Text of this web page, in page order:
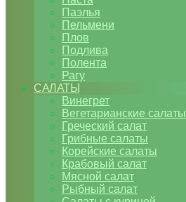
Паэлья
Пельмени
Плов
Подлива
Полента
Рагу
САЛАТЫ
Винегрет
Вегетарианские салаты
Греческий салат
Грибные салаты
Корейские салаты
Крабовый салат
Мясной салат
Рыбный салат